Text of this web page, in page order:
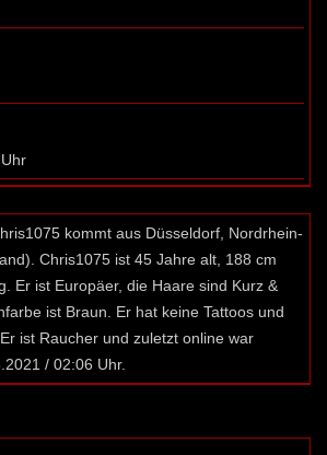
kommt aus Düsseldorf, Nordrhein-
Chris1075 ist 45 Jahre alt, 188 cm
Er ist Europäer, die Haare sind Kurz &
ist Braun. Er hat keine Tattoos und
ist Raucher und zuletzt online war
/ 02:06 Uhr.